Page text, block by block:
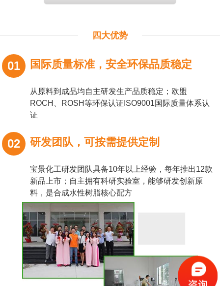
四大优势
01 国际质量标准，安全环保品质稳定
从原料到成品均自主研发生产品质稳定；欧盟
ROCH、ROSH等环保认证ISO9001国际质量体系认
证
02 研发团队，可按需提供定制
宝景化工研发团队具备10年以上经验，每年推出12款
新品上市；自主拥有科研实验室，能够研发创新原
料，是合成水性树脂核心配方